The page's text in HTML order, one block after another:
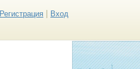
Регистрация Вход